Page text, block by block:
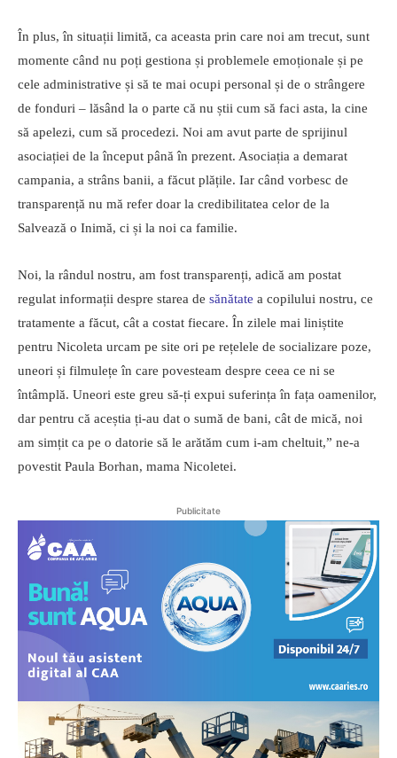
În plus, în situații limită, ca aceasta prin care noi am trecut, sunt
momente când nu poți gestiona și problemele emoționale și pe
cele administrative și să te mai ocupi personal și de o strângere
de fonduri – lăsând la o parte că nu știi cum să faci asta, la cine
să apelezi, cum să procedezi. Noi am avut parte de sprijinul
asociației de la început până în prezent. Asociația a demarat
campania, a strâns banii, a făcut plățile. Iar când vorbesc de
transparență nu mă refer doar la credibilitatea celor de la
Salvează o Inimă, ci și la noi ca familie.
Noi, la rândul nostru, am fost transparenți, adică am postat
regulat informații despre starea de sănătate a copilului nostru, ce
tratamente a făcut, cât a costat fiecare. În zilele mai liniștite
pentru Nicoleta urcam pe site ori pe rețelele de socializare poze,
uneori și filmulețe în care povesteam despre ceea ce ni se
întâmplă. Uneori este greu să-ți expui suferința în fața oamenilor,
dar pentru că aceștia ți-au dat o sumă de bani, cât de mică, noi
am simțit ca pe o datorie să le arătăm cum i-am cheltuit,” ne-a
povestit Paula Borhan, mama Nicoletei.
Publicitate